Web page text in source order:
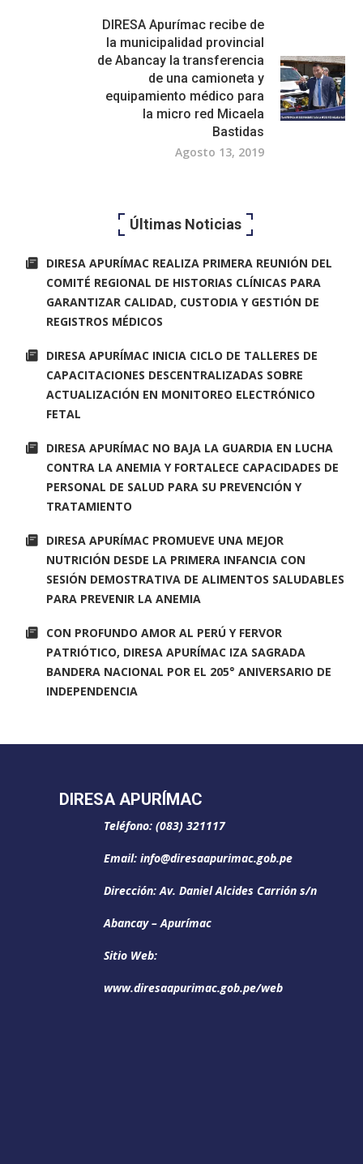
DIRESA Apurímac recibe de
la municipalidad provincial
de Abancay la transferencia
de una camioneta y
equipamiento médico para
la micro red Micaela
Bastidas
Agosto 13, 2019
Últimas Noticias
DIRESA APURÍMAC REALIZA PRIMERA REUNIÓN DEL
COMITÉ REGIONAL DE HISTORIAS CLÍNICAS PARA
GARANTIZAR CALIDAD, CUSTODIA Y GESTIÓN DE
REGISTROS MÉDICOS
DIRESA APURÍMAC INICIA CICLO DE TALLERES DE
CAPACITACIONES DESCENTRALIZADAS SOBRE
ACTUALIZACIÓN EN MONITOREO ELECTRÓNICO
FETAL
DIRESA APURÍMAC NO BAJA LA GUARDIA EN LUCHA
CONTRA LA ANEMIA Y FORTALECE CAPACIDADES DE
PERSONAL DE SALUD PARA SU PREVENCIÓN Y
TRATAMIENTO
DIRESA APURÍMAC PROMUEVE UNA MEJOR
NUTRICIÓN DESDE LA PRIMERA INFANCIA CON
SESIÓN DEMOSTRATIVA DE ALIMENTOS SALUDABLES
PARA PREVENIR LA ANEMIA
CON PROFUNDO AMOR AL PERÚ Y FERVOR
PATRIÓTICO, DIRESA APURÍMAC IZA SAGRADA
BANDERA NACIONAL POR EL 205° ANIVERSARIO DE
INDEPENDENCIA
DIRESA APURÍMAC
Teléfono: (083) 321117
Email: info@diresaapurimac.gob.pe
Dirección: Av. Daniel Alcides Carrión s/n
Abancay – Apurímac
Sitio Web:
www.diresaapurimac.gob.pe/web